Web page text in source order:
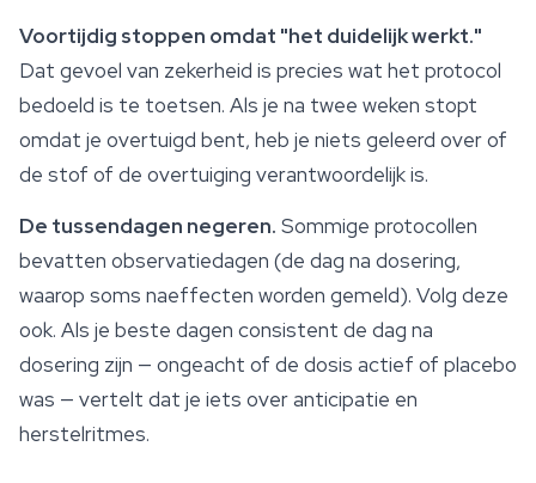
Voortijdig stoppen omdat "het duidelijk werkt."
Dat gevoel van zekerheid is precies wat het protocol
bedoeld is te toetsen. Als je na twee weken stopt
omdat je overtuigd bent, heb je niets geleerd over of
de stof of de overtuiging verantwoordelijk is.
De tussendagen negeren. Sommige protocollen
bevatten observatiedagen (de dag na dosering,
waarop soms naeffecten worden gemeld). Volg deze
ook. Als je beste dagen consistent de dag na
dosering zijn — ongeacht of de dosis actief of placebo
was — vertelt dat je iets over anticipatie en
herstelritmes.